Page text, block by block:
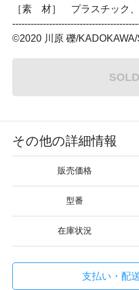
［素 材］ プラスチック、
©2020 川原 礫/
その他の詳細情報
販売価格
型番
在庫状況
支払い・配